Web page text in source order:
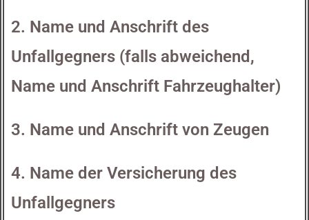
2. Name und Anschrift des
Unfallgegners (falls abweichend,
Name und Anschrift Fahrzeughalter)
3. Name und Anschrift von Zeugen
4. Name der Versicherung des
Unfallgegners